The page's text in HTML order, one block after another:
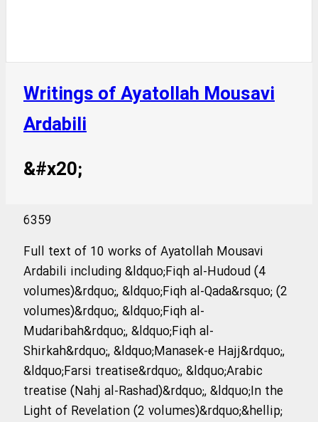
Writings of Ayatollah Mousavi
Ardabili
&#x20;
6359
Full text of 10 works of Ayatollah Mousavi
Ardabili including &ldquo;Fiqh al-Hudoud (4
volumes)&rdquo;, &ldquo;Fiqh al-Qada&rsquo; (2
volumes)&rdquo;, &ldquo;Fiqh al-
Mudaribah&rdquo;, &ldquo;Fiqh al-
Shirkah&rdquo;, &ldquo;Manasek-e Hajj&rdquo;,
&ldquo;Farsi treatise&rdquo;, &ldquo;Arabic
treatise (Nahj al-Rashad)&rdquo;, &ldquo;In the
Light of Revelation (2 volumes)&rdquo;&hellip;